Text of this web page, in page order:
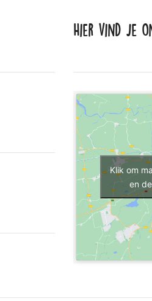
Hier vind je
Klik om
en